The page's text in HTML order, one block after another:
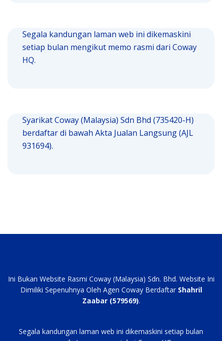
Segala kandungan laman web ini dikemaskini
setiap bulan mengikut memo rasmi dari Coway
HQ.
Syarikat Coway (Malaysia) Sdn Bhd (735420-H)
berdaftar di bawah Akta Jualan Langsung (AJL
931694).
Ini Bukan Website Rasmi Coway (Malaysia) Sdn. Bhd. Website Ini
Dimiliki Sepenuhnya Oleh Agen Coway Berdaftar Shahril
Zaabar (579569).
Segala kandungan laman web ini dikemaskini setiap bulan